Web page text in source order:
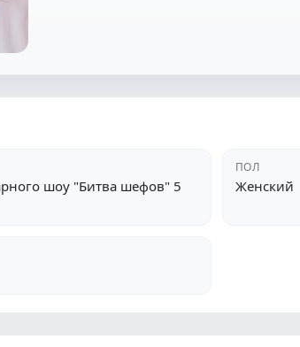
шоу "Битва шефов" 5
ПОЛ
Женский